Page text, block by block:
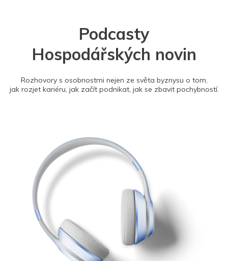
Podcasty
Hospodářských novin
Rozhovory s osobnostmi nejen ze světa byznysu o tom,
jak rozjet kariéru, jak začít podnikat, jak se zbavit pochybností.